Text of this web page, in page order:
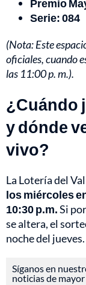
Premio
Serie: 084
(Nota: Este
oficiales, cuando
las 11:00 p. m.).
¿Cuándo
y dónde
vivo?
La Lotería del
los miércoles
10:30 p.m.Si
se altera, el
noche del jueves.
Síganos en
noticias de